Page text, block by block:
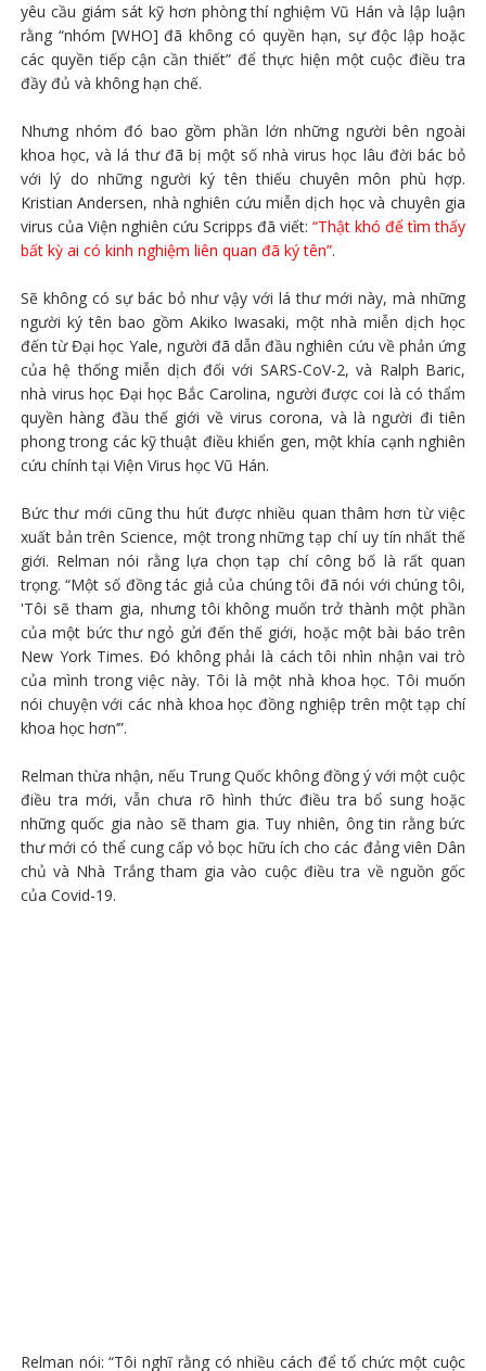
yêu cầu giám sát kỹ hơn phòng thí nghiệm Vũ Hán và lập luận
rằng “nhóm [WHO] đã không có quyền hạn, sự độc lập hoặc
các quyền tiếp cận cần thiết” để thực hiện một cuộc điều tra
đầy đủ và không hạn chế.
Nhưng nhóm đó bao gồm phần lớn những người bên ngoài
khoa học, và lá thư đã bị một số nhà virus học lâu đời bác bỏ
với lý do những người ký tên thiếu chuyên môn phù hợp.
Kristian Andersen, nhà nghiên cứu miễn dịch học và chuyên gia
virus của Viện nghiên cứu Scripps đã viết:“Thật khó để tìm thấy
bất kỳ ai có kinh nghiệm liên quan đã ký tên”.
Sẽ không có sự bác bỏ như vậy với lá thư mới này, mà những
người ký tên bao gồm Akiko Iwasaki, một nhà miễn dịch học
đến từ Đại học Yale, người đã dẫn đầu nghiên cứu về phản ứng
của hệ thống miễn dịch đối với SARS-CoV-2, và Ralph Baric,
nhà virus học Đại học Bắc Carolina, người được coi là có thẩm
quyền hàng đầu thế giới về virus corona, và là người đi tiên
phong trong các kỹ thuật điều khiển gen, một khía cạnh nghiên
cứu chính tại Viện Virus học Vũ Hán.
Bức thư mới cũng thu hút được nhiều quan thâm hơn từ việc
xuất bản trên Science, một trong những tạp chí uy tín nhất thế
giới. Relman nói rằng lựa chọn tạp chí công bố là rất quan
trọng. “Một số đồng tác giả của chúng tôi đã nói với chúng tôi,
'Tôi sẽ tham gia, nhưng tôi không muốn trở thành một phần
của một bức thư ngỏ gửi đến thế giới, hoặc một bài báo trên
New York Times. Đó không phải là cách tôi nhìn nhận vai trò
của mình trong việc này. Tôi là một nhà khoa học. Tôi muốn
nói chuyện với các nhà khoa học đồng nghiệp trên một tạp chí
khoa học hơn’”.
Relman thừa nhận, nếu Trung Quốc không đồng ý với một cuộc
điều tra mới, vẫn chưa rõ hình thức điều tra bổ sung hoặc
những quốc gia nào sẽ tham gia. Tuy nhiên, ông tin rằng bức
thư mới có thể cung cấp vỏ bọc hữu ích cho các đảng viên Dân
chủ và Nhà Trắng tham gia vào cuộc điều tra về nguồn gốc
của Covid-19.
Relman nói: “Tôi nghĩ rằng có nhiều cách để tổ chức một cuộc